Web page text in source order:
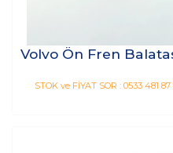
Volvo Ön Fren
STOK ve FİYAT SOR : 0533 481